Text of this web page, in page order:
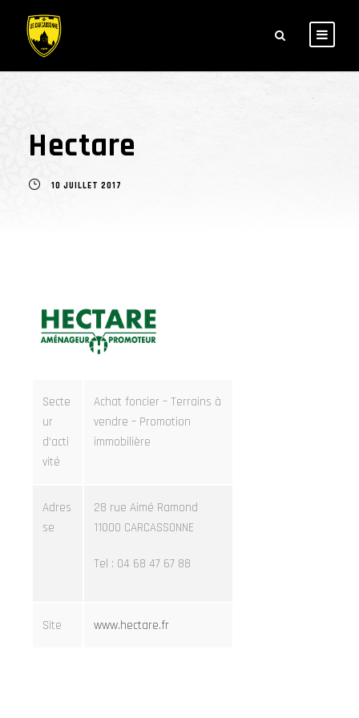
Hectare
10 JUILLET 2017
Secte
ur
d’acti
vité
Achat foncier – Terrains à
vendre – Promotion
immobilière
Adres
se
28 rue Aimé Ramond
11000 CARCASSONNE
Tel : 04 68 47 67 88
Site www.hectare.fr